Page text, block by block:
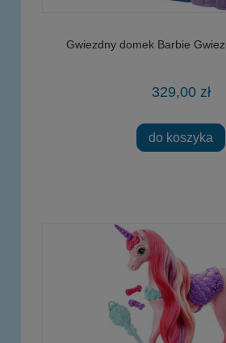
Gwiezdny domek Barbie
329,00 zł
do koszyka